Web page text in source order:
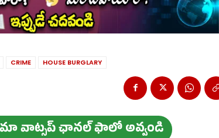
CRIME HOUSE BURGLARY
మా వాట్స‌ప్ ఛాన‌ల్ ఫాలో అవ్వండి